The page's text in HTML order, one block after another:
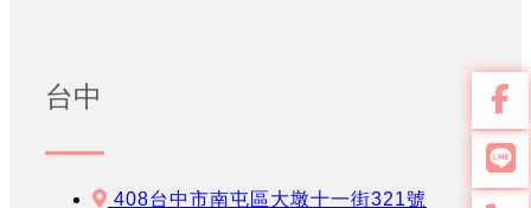
台中
408台中市南屯區大墩十一街321號